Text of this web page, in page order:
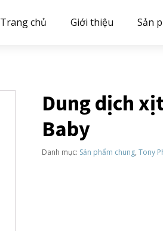
Trang chủ Giới thiệu Sản
Dung dịch
Baby
Danh mục: Sản phẩm chung, Tony